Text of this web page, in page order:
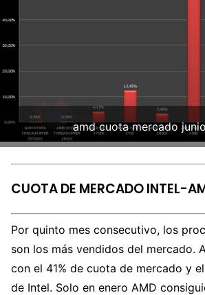
amd cuota mercado
CUOTA DE MERCADO INTEL-
Por quinto mes consecutivo, los
son los más vendidos del mercado.
con el 41% de cuota de mercado y
de Intel. Solo en enero AMD